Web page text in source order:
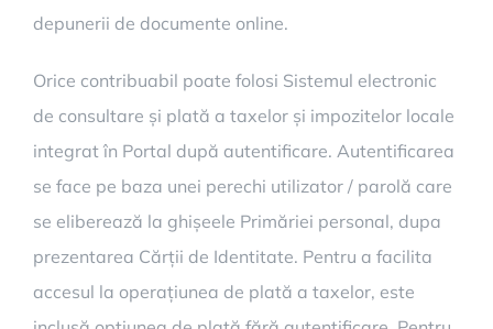
depunerii de documente online.
Orice contribuabil poate folosi Sistemul electronic
de consultare și plată a taxelor și impozitelor locale
integrat în Portal după autentificare. Autentificarea
se face pe baza unei perechi utilizator / parolă care
se eliberează la ghișeele Primăriei personal, dupa
prezentarea Cărții de Identitate. Pentru a facilita
accesul la operațiunea de plată a taxelor, este